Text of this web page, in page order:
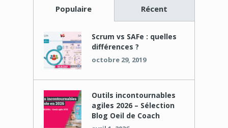
Populaire Récent
Scrum vs SAFe : quelles
différences ?
octobre 29, 2019
Outils incontournables
agiles 2026 – Sélection
Blog Oeil de Coach